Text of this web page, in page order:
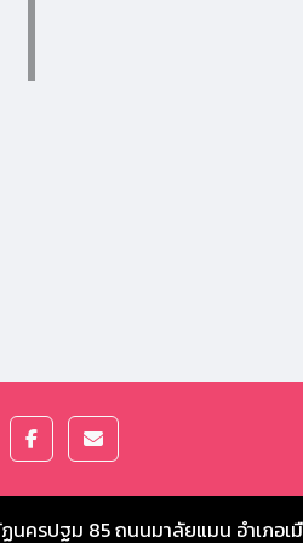
นครปฐม 85 ถนนมาลัยแมน อำเภอ